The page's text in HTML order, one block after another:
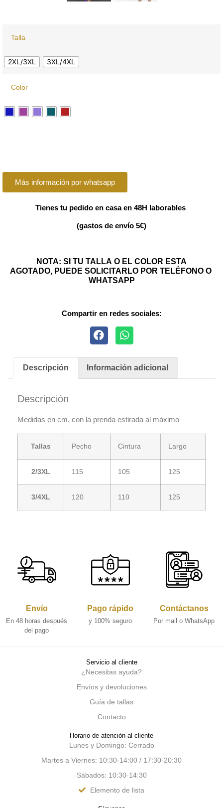
Talla
2XL/3XL 3XL/4XL
Color
Más información por whatsapp
Tienes tu pedido en casa en 48H laborables
(gastos de envío 5€)
NOTA: SI TU TALLA O EL COLOR ESTA
AGOTADO, PUEDE SOLICITARLO POR TELÉFONO O
WHATSAPP
Compartir en redes sociales:
Descripción Información adicional
Descripción
Medidas en cm. con la prenda estirada al máximo
Tallas Pecho Cintura Largo
2/3XL 115 105 125
3/4XL 120 110 125
Envío
En 48 horas después
del pago
Pago rápido
y 100% seguro
Contáctanos
Por mail o WhatsApp
Servicio al cliente
¿Necesitas ayuda?
Envíos y devoluciones
Guía de tallas
Contacto
Horario de atención al cliente
Lunes y Domingo: Cerrado
Martes a Viernes: 10:30-14:00 / 17:30-20:30
Sábados: 10:30-14:30
Elemento de lista